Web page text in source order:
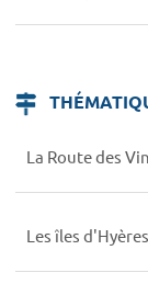
La Route des
Les îles d'Hyères